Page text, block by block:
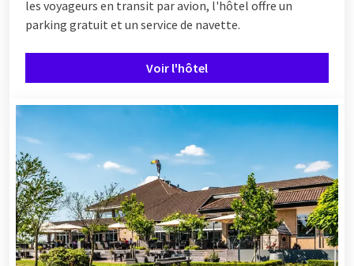
les voyageurs en transit par avion, l'hôtel offre un
parking gratuit et un service de navette.
Voir l'hôtel